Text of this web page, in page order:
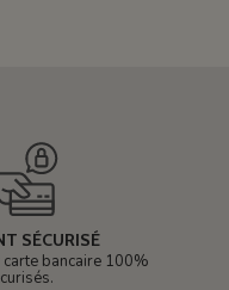
SÉCURISÉ
bancaire 100%